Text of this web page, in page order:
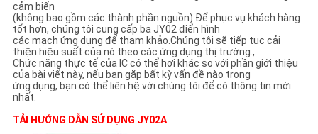
cảm biến
(không bao gồm các thành phần nguồn).Để phục vụ khách hàng
tốt hơn, chúng tôi cung cấp ba JY02 điển hình
các mạch ứng dụng để tham khảo.Chúng tôi sẽ tiếp tục cải
thiện hiệu suất của nó theo các ứng dụng thị trường.,
Chức năng thực tế của IC có thể hơi khác so với phần giới thiệu
của bài viết này, nếu bạn gặp bất kỳ vấn đề nào trong
ứng dụng, bạn có thể liên hệ với chúng tôi để có thông tin mới
nhất.
TẢI HƯỚNG DẪN SỬ DỤNG JY02A